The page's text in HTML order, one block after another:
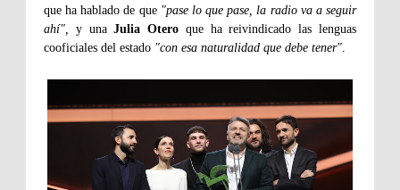
que ha hablado de que "pase lo que pase, la radio va a seguir
ahí", y unaJulia Otero que ha reivindicado las lenguas
cooficiales del estado "con esa naturalidad que debe tener".